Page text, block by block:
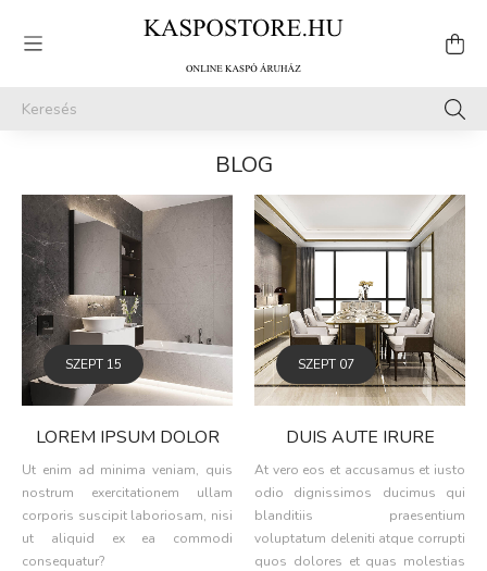
BLOG
SZEPT 15
LOREM IPSUM DOLOR
Ut enim ad minima veniam, quis
nostrum exercitationem ullam
corporis suscipit laboriosam, nisi
ut aliquid ex ea commodi
consequatur?
SZEPT 07
DUIS AUTE IRURE
At vero eos et accusamus et iusto
odio dignissimos ducimus qui
blanditiis praesentium
voluptatum deleniti atque corrupti
quos dolores et quas molestias